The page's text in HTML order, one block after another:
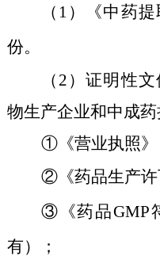
（1）《中药
份。
（2）证明性
物生产企业和中成药
①《营业执照》
②《药品生产许
③《药品GMP
有）；